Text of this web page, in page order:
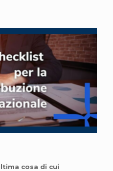
cosa di cui